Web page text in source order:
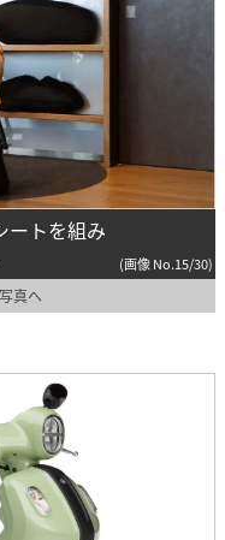
ートを組み
(画像 No.15/30)
真へ